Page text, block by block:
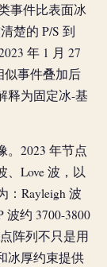
事件比表面冰
楚的 P/S 到
年 1 月 27
似事件叠加后
释为固定冰-基
。2023 年节点
、Love 波，以
：Rayleigh 波
波约 3700-3800
阵列不只是用
冰厚约束提供